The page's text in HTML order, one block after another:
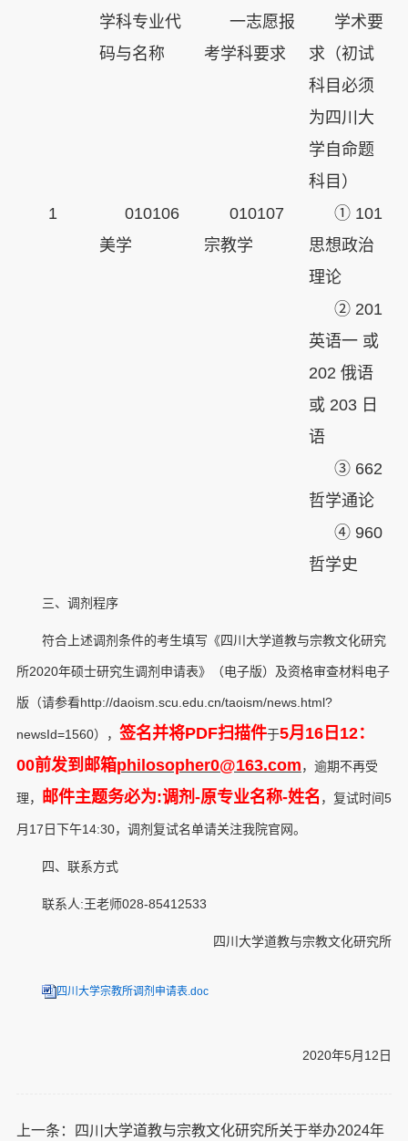
学科专业代
码与名称
一志愿报
考学科要求
学术要
求（初试
科目必须
为四川大
学自命题
科目）
1
010106
美学
010107
宗教学
① 101
思想政治
理论
② 201
英语一 或
202 俄语
或 203 日
语
③ 662
哲学通论
④ 960
哲学史
三、调剂程序
符合上述调剂条件的考生填写《四川大学道教与宗教文化研究
所2020年硕士研究生调剂申请表》（电子版）及资格审查材料电子
版（请参看http://daoism.scu.edu.cn/taoism/news.html?
newsId=1560）， 签名并将PDF扫描件于5月16日12：
00前发到邮箱philosopher0@163.com，逾期不再受
理， 邮件主题务必为:调剂-原专业名称-姓名 ，复试时间5
月17日下午14:30，调剂复试名单请关注我院官网。
四、联系方式
联系人:王老师028-85412533
四川大学道教与宗教文化研究所
四川大学宗教所调剂申请表.doc
2020年5月12日
上一条： 四川大学道教与宗教文化研究所关于举办2024年